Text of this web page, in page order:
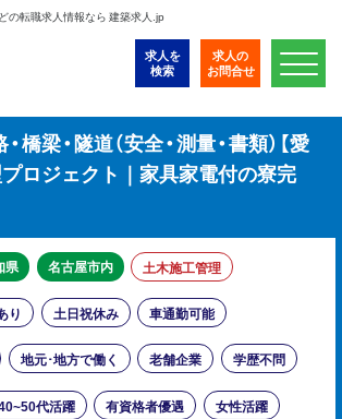
の転職求人情報なら 建築求人.jp
求人を
検索
求人の
お問合せ
橋梁・隧道（安全・測量・書類）【愛
ロジェクト｜家具家電付の寮完
県 名古屋市内 土木施工管理
り 土日祝休み 車通勤可能
地元･地方で働く 老舗企業 学歴不問
代活躍 有資格者優遇 女性活躍